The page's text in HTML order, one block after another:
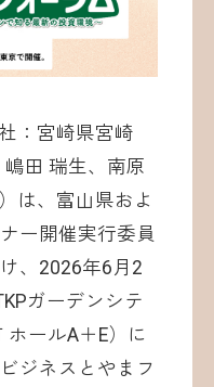
：宮崎県宮崎
嶋田 瑞生、南原
は、富山県およ
ー開催実行委員
、2026年6月2
ガーデンシテ
ホールA＋E）に
ジネスとやまフ